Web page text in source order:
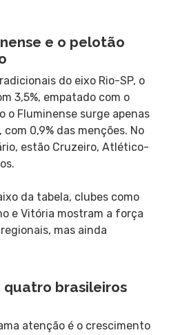
e o pelotão
do eixo Rio-SP, o
3,5%, empatado com o
o Fluminense surge apenas
com 0,9% das menções. No
estão Cruzeiro, Atlético-
da tabela, clubes como
e Vitória mostram a força
mas ainda
quatro brasileiros
atenção é o crescimento